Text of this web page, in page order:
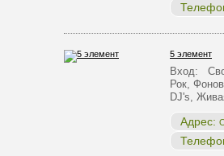
5 элемент
Вход:
Рок,
DJ's,
Адрес: